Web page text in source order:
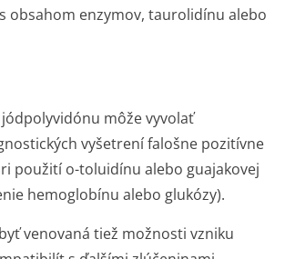
obsahom enzymov, taurolidínu alebo
môže vyvolať
vyšetrení falošne pozitívne
použití o-toluidínu alebo guajakovej
hemoglobínu alebo glukózy).
venovaná tiež možnosti vzniku